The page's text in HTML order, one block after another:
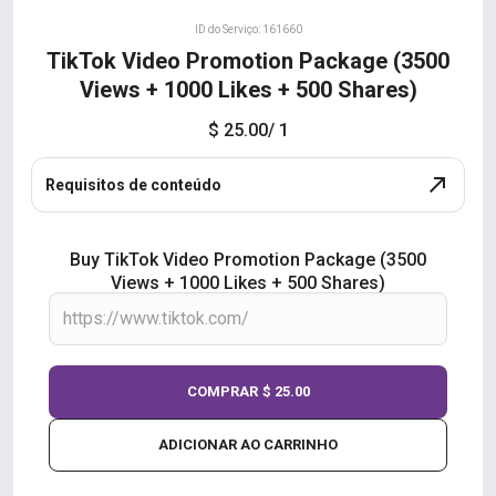
ID do Serviço: 161660
TikTok Video Promotion Package (3500
Views + 1000 Likes + 500 Shares)
$ 25.00/ 1
Requisitos de conteúdo
Buy TikTok Video Promotion Package (3500
Views + 1000 Likes + 500 Shares)
ADICIONAR AO CARRINHO
COMPRAR $ 25.00